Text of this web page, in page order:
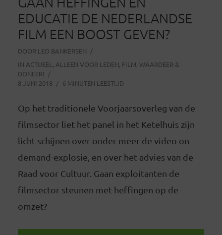
EDUCATIE DE NEDERLANDSE
FILM EEN BOOST GEVEN?
DOOR LEO BANKERSEN
IN ACTUEEL , ALLEEN VOOR LEDEN, FILM, WAARDEER &
DONEER!
8 JUNI 2018
6 MINUTEN LEESTIJD
Op het traditionele Voorjaarsoverleg van de
filmsector liet het panel in het Ketelhuis zijn
licht schijnen over onder meer de video on
demand-explosie, en over het advies van de
Raad voor Cultuur. Gaan exploitanten de
filmsector steunen met heffingen op de
omzet?